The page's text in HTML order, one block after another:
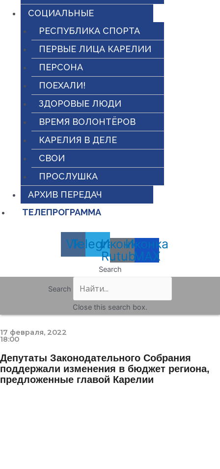
СОЦИАЛЬНЫЕ
РЕСПУБЛИКА СПОРТА
ПЕРВЫЕ ЛИЦА КАРЕЛИИ
ПЕРСОНА
ПОЕХАЛИ!
ЗДОРОВЫЕ ЛЮДИ
ВРЕМЯ ВОЛОНТЁРОВ
КАРЕЛИЯ В ДЕЛЕ
СВОИ
ПРОСЛУШКА
АРХИВ ПЕРЕДАЧ
ТЕЛЕПРОГРАММА
Vk
Telegram
Иконка
Rutube
Иконка
MAX
Search
Search
Close this search box.
17 февраля, 2022
18:00
Депутаты Законодательного Собрания
поддержали изменения в бюджет региона,
предложенные главой Карелии